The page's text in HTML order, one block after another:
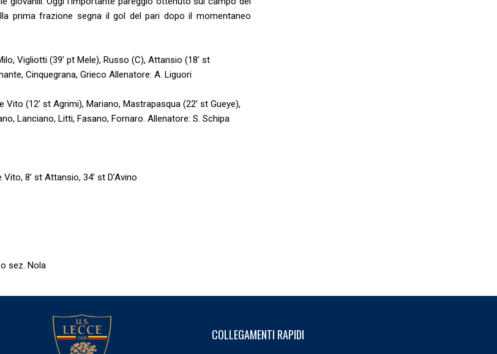
prima frazione segna il gol del pari dopo il momentaneo
Vigliotti (39’ pt Mele), Russo (C), Attansio (18’ st
Cinquegrana, Grieco Allenatore: A. Liguori
(12’ st Agrimi), Mariano, Mastrapasqua (22’ st Gueye),
Lanciano, Litti, Fasano, Fornaro. Allenatore: S. Schipa
8’ st Attansio, 34’ st D’Avino
sez. Nola
COLLEGAMENTI RAPIDI